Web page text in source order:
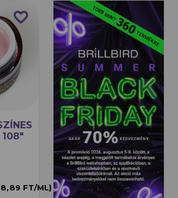
favorite_border
108"
FT/ML)